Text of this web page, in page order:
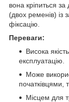
вона кріпиться
(двох ременів) із
фіксацію.
Переваги:
Висока
експлуатацію.
Може
початківцями,
Місцем для